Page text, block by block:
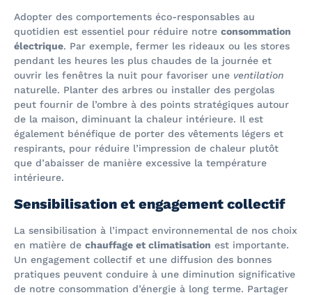
Adopter des comportements éco-responsables au
quotidien est essentiel pour réduire notre consommation
électrique. Par exemple, fermer les rideaux ou les stores
pendant les heures les plus chaudes de la journée et
ouvrir les fenêtres la nuit pour favoriser une ventilation
naturelle. Planter des arbres ou installer des pergolas
peut fournir de l’ombre à des points stratégiques autour
de la maison, diminuant la chaleur intérieure. Il est
également bénéfique de porter des vêtements légers et
respirants, pour réduire l’impression de chaleur plutôt
que d’abaisser de manière excessive la température
intérieure.
Sensibilisation et engagement collectif
La sensibilisation à l’impact environnemental de nos choix
en matière de chauffage et climatisation est importante.
Un engagement collectif et une diffusion des bonnes
pratiques peuvent conduire à une diminution significative
de notre consommation d’énergie à long terme. Partager